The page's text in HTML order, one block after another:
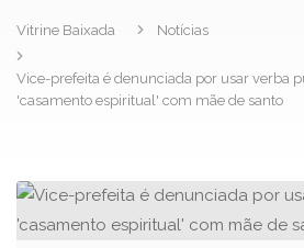
Vitrine Baixada Notícias
Vice-prefeita é denunciada por usar verba
'casamento espiritual' com mãe de santo